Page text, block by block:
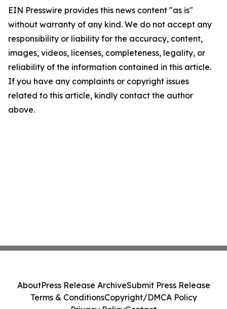
EIN Presswire provides this news content "as is"
without warranty of any kind. We do not accept any
responsibility or liability for the accuracy, content,
images, videos, licenses, completeness, legality, or
reliability of the information contained in this article.
If you have any complaints or copyright issues
related to this article, kindly contact the author
above.
AboutPress Release ArchiveSubmit Press Release
Terms & ConditionsCopyright/DMCA Policy